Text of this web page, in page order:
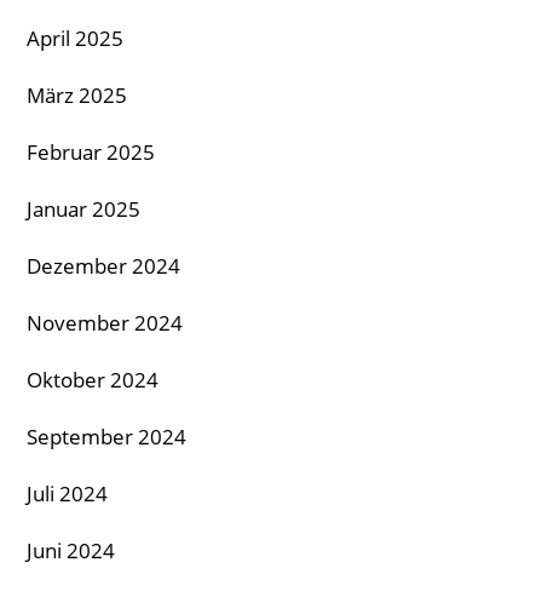
April 2025
März 2025
Februar 2025
Januar 2025
Dezember 2024
November 2024
Oktober 2024
September 2024
Juli 2024
Juni 2024